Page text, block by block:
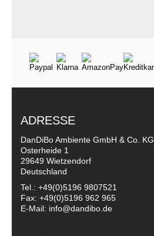
ADRESSE
DanDiBo Ambiente GmbH & Co. KG
Osterheide 1
29649 Wietzendorf
Deutschland
Tel.: +49(0)5196 9807521
Fax: +49(0)5196 962 965
E-Mail: info@dandibo.de